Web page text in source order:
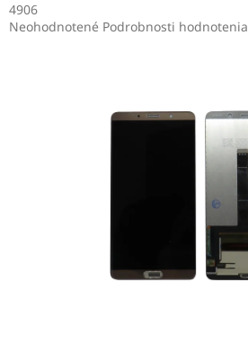
4906
Priemerné
Neohodnotené Podrobnosti hodnotenia